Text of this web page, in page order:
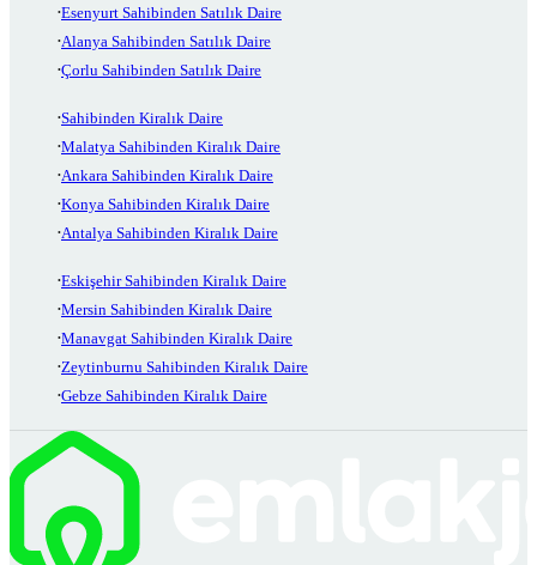
Esenyurt Sahibinden Satılık Daire
Alanya Sahibinden Satılık Daire
Çorlu Sahibinden Satılık Daire
Sahibinden Kiralık Daire
Malatya Sahibinden Kiralık Daire
Ankara Sahibinden Kiralık Daire
Konya Sahibinden Kiralık Daire
Antalya Sahibinden Kiralık Daire
Eskişehir Sahibinden Kiralık Daire
Mersin Sahibinden Kiralık Daire
Manavgat Sahibinden Kiralık Daire
Zeytinburnu Sahibinden Kiralık Daire
Gebze Sahibinden Kiralık Daire